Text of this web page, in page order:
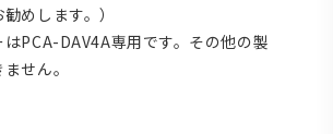
めします。）
はPCA-DAV4A専用です。その他の製
せん。